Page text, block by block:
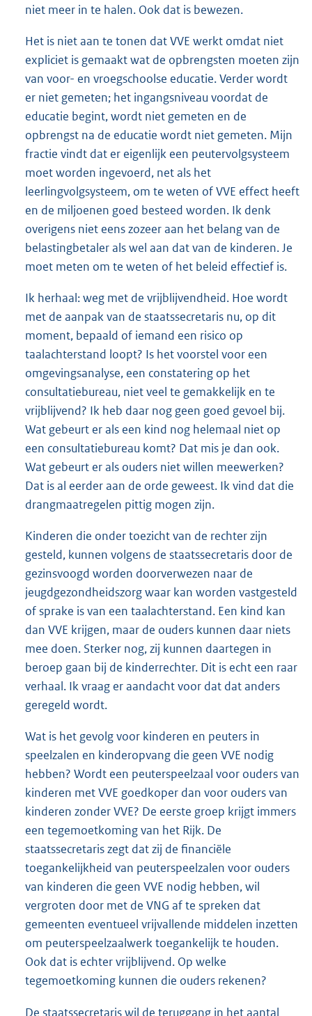
niet meer in te halen. Ook dat is bewezen.
Het is niet aan te tonen dat VVE werkt omdat niet
expliciet is gemaakt wat de opbrengsten moeten zijn
van voor- en vroegschoolse educatie. Verder wordt
er niet gemeten; het ingangsniveau voordat de
educatie begint, wordt niet gemeten en de
opbrengst na de educatie wordt niet gemeten. Mijn
fractie vindt dat er eigenlijk een peutervolgsysteem
moet worden ingevoerd, net als het
leerlingvolgsysteem, om te weten of VVE effect heeft
en de miljoenen goed besteed worden. Ik denk
overigens niet eens zozeer aan het belang van de
belastingbetaler als wel aan dat van de kinderen. Je
moet meten om te weten of het beleid effectief is.
Ik herhaal: weg met de vrijblijvendheid. Hoe wordt
met de aanpak van de staatssecretaris nu, op dit
moment, bepaald of iemand een risico op
taalachterstand loopt? Is het voorstel voor een
omgevingsanalyse, een constatering op het
consultatiebureau, niet veel te gemakkelijk en te
vrijblijvend? Ik heb daar nog geen goed gevoel bij.
Wat gebeurt er als een kind nog helemaal niet op
een consultatiebureau komt? Dat mis je dan ook.
Wat gebeurt er als ouders niet willen meewerken?
Dat is al eerder aan de orde geweest. Ik vind dat die
drangmaatregelen pittig mogen zijn.
Kinderen die onder toezicht van de rechter zijn
gesteld, kunnen volgens de staatssecretaris door de
gezinsvoogd worden doorverwezen naar de
jeugdgezondheidszorg waar kan worden vastgesteld
of sprake is van een taalachterstand. Een kind kan
dan VVE krijgen, maar de ouders kunnen daar niets
mee doen. Sterker nog, zij kunnen daartegen in
beroep gaan bij de kinderrechter. Dit is echt een raar
verhaal. Ik vraag er aandacht voor dat dat anders
geregeld wordt.
Wat is het gevolg voor kinderen en peuters in
speelzalen en kinderopvang die geen VVE nodig
hebben? Wordt een peuterspeelzaal voor ouders van
kinderen met VVE goedkoper dan voor ouders van
kinderen zonder VVE? De eerste groep krijgt immers
een tegemoetkoming van het Rijk. De
staatssecretaris zegt dat zij de financiële
toegankelijkheid van peuterspeelzalen voor ouders
van kinderen die geen VVE nodig hebben, wil
vergroten door met de VNG af te spreken dat
gemeenten eventueel vrijvallende middelen inzetten
om peuterspeelzaalwerk toegankelijk te houden.
Ook dat is echter vrijblijvend. Op welke
tegemoetkoming kunnen die ouders rekenen?
De staatssecretaris wil de teruggang in het aantal